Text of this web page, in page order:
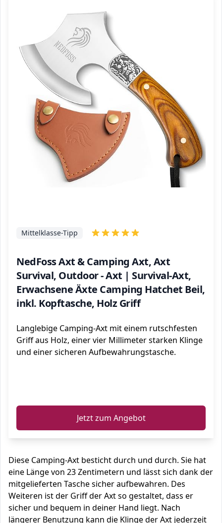
NedFoss Axt & Camping Axt, Axt
Survival, Outdoor - Axt | Survival-Axt,
Erwachsene Äxte Camping Hatchet Beil,
inkl. Kopftasche, Holz Griff
Mittelklasse-Tipp
Langlebige Camping-Axt mit einem rutschfesten
Griff aus Holz, einer vier Millimeter starken Klinge
und einer sicheren Aufbewahrungstasche.
Jetzt zum Angebot
Diese Camping-Axt besticht durch und durch. Sie hat
eine Länge von 23 Zentimetern und lässt sich dank der
mitgelieferten Tasche sicher aufbewahren. Des
Weiteren ist der Griff der Axt so gestaltet, dass er
sicher und bequem in deiner Hand liegt. Nach
längerer Benutzung kann die Klinge der Axt jederzeit